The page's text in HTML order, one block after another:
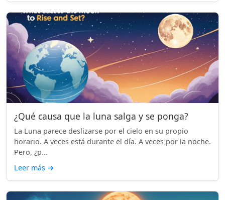
¿Qué causa que la luna salga y se ponga?
La Luna parece deslizarse por el cielo en su propio
horario. A veces está durante el día. A veces por la noche.
Pero, ¿p...
Leer más →